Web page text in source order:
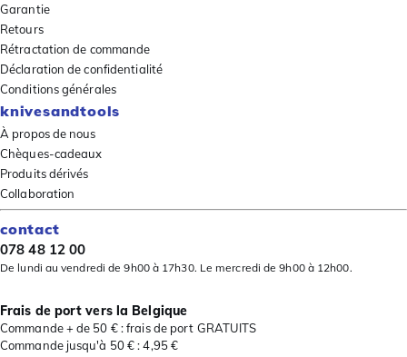
Garantie
Retours
Rétractation de commande
Déclaration de confidentialité
Conditions générales
knivesandtools
À propos de nous
Chèques-cadeaux
Produits dérivés
Collaboration
contact
078 48 12 00
De lundi au vendredi de 9h00 à 17h30. Le mercredi de 9h00 à 12h00.
Frais de port vers la Belgique
Commande + de 50 € : frais de port GRATUITS
Commande jusqu'à 50 € : 4,95 €